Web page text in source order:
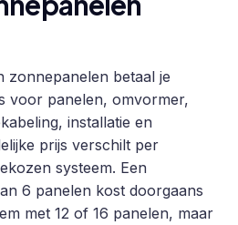
zonnepanelen betaal je
voor panelen, omvormer,
installatie en
prijs verschilt per
systeem. Een
6 panelen kost doorgaans
met 12 of 16 panelen, maar